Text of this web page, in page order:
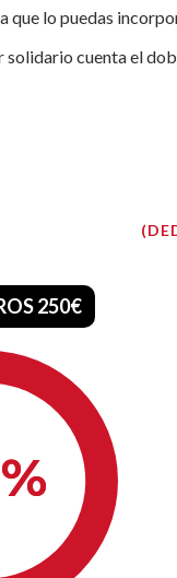
que lo puedas
solidario cuenta el
250€